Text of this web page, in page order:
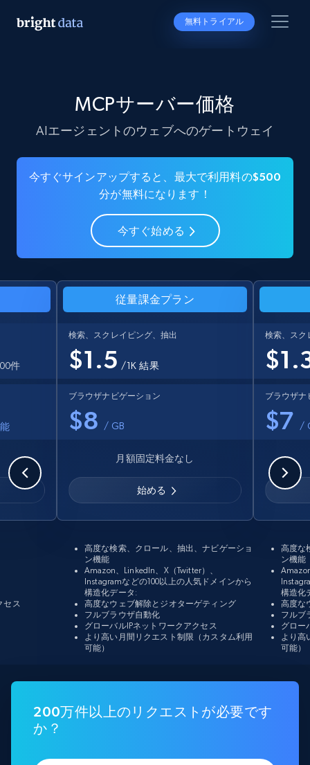
無料トライアル
MCPサーバー価格
AIエージェントのウェブへのゲートウェイ
今すぐサインアップすると、最大で利用料の$500
分が無料になります！
今すぐ始める
件
セス
従量課金プラン
検索、スクレイピング、抽出
$1.5 /1K 結果
ブラウザナビゲーション
$8 / GB
月額固定料金なし
始める
高度な検索、クロール、抽出、ナビゲーショ
ン機能
Amazon、LinkedIn、X（Twitter）、
Instagramなどの100以上の人気ドメインから
構造化データ:
高度なウェブ解除とジオターゲティング
フルブラウザ自動化
グローバルIPネットワークアクセス
より高い月間リクエスト制限（カスタム利用
可能）
検索、スク
ブラウザナ
$7 /
高度な
ン機能
構造化
高度な
フルブ
グロー
より高
可能）
200万件以上のリクエストが必要です
か？